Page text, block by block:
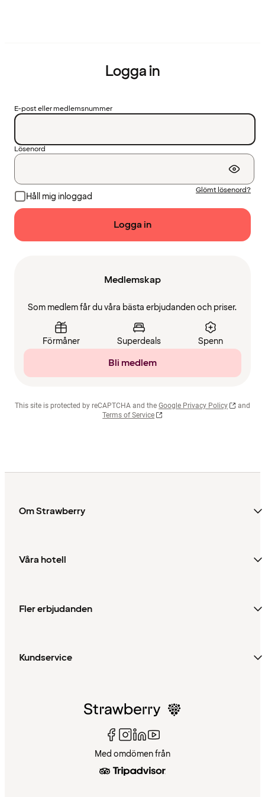
Logga in
E-post eller medlemsnummer
Lösenord
Håll mig inloggad
Glömt lösenord?
Logga in
Medlemskap
Som medlem får du våra bästa erbjudanden och priser.
Förmåner Superdeals Spenn
Bli medlem
This site is protected by reCAPTCHA and the Google Privacy Policy
and
Terms of Service
Om Strawberry
Våra hotell
Fler erbjudanden
Kundservice
Med omdömen från